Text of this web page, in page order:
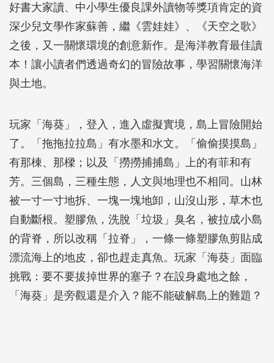
好書大家讀、中小學生優良課外讀物等獎項肯定的資
深少兒文學作家蘇善，繼《雲娃娃》、《天空之歌》
之後，又一關懷環境的創意新作。是海洋教育最佳讀
本！讓小讀者們透過奇幻的冒險故事，學習關懷海洋
與土地。
玩家「海葵」，登入，進入虛擬實境，島上冒險開始
了。「拖拖拉拉島」有水墨和水文。「偷偷摸摸島」
有那棟、那樑；以及「撈撈捕捕島」上的有菲和有
芳。三個島，三種生態，人文與地理也不相同。山林
被一寸一寸地拆、一塊一塊地卸，山沒山形，草木也
自動斷根。塑膠魚，洗脫「垃圾」臭名，被拉成小島
的背脊，所以改稱「拉脊」，一條一條塑膠魚剪貼成
漂流海上的地皮，卻也趕走真魚。玩家「海葵」面臨
挑戰：要不要拔掉世界的塞子？在設身處地之餘，
「海葵」是旁觀還是介入？能不能破解島上的難題？